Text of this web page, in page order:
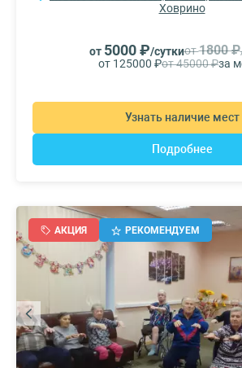
Ховрино
от 5000 ₽/суткиот1800 ₽
от 125000 ₽от 45000 ₽за
Узнать наличие мест
Подробнее
АКЦИЯ РЕКОМЕНДУЕМ